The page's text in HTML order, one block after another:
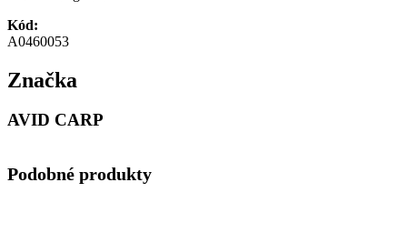
Kód:
A0460053
Značka
AVID CARP
Podobné produkty